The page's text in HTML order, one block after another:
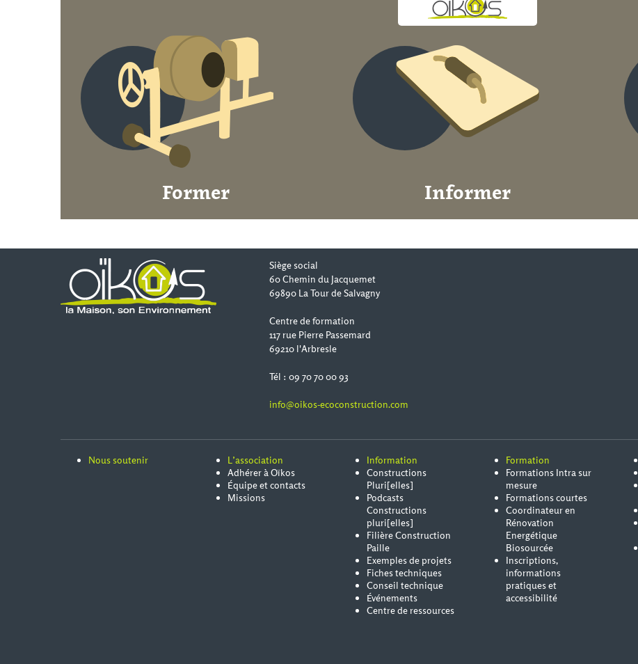
Former Informer
Siège social
60 Chemin du Jacquemet
69890 La Tour de Salvagny
Centre de formation
117 rue Pierre Passemard
69210 l'Arbresle
Tél : 09 70 70 00 93
info@oikos-ecoconstruction.com
Nous soutenir
L’association
Adhérer à Oïkos
Équipe et contacts
Missions
Information
Constructions
Pluri[elles]
Podcasts
Constructions
pluri[elles]
Filière Construction
Paille
Exemples de projets
Fiches techniques
Conseil technique
Événements
Centre de ressources
Formation
Formations Intra sur
mesure
Formations courtes
Coordinateur en
Rénovation
Energétique
Biosourcée
Inscriptions,
informations
pratiques et
accessibilité